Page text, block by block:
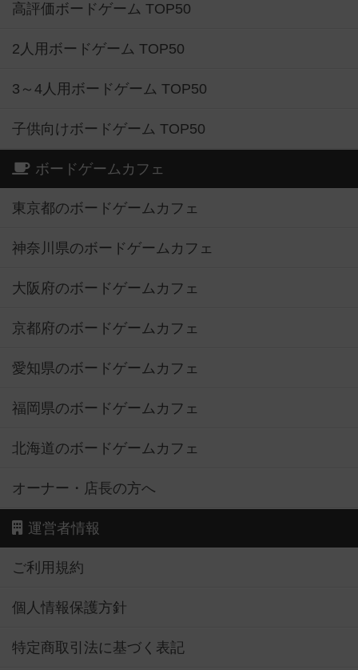
高評価ボードゲーム TOP50
2人用ボードゲーム TOP50
3～4人用ボードゲーム TOP50
子供向けボードゲーム TOP50
ボードゲームカフェ
東京都のボードゲームカフェ
神奈川県のボードゲームカフェ
大阪府のボードゲームカフェ
京都府のボードゲームカフェ
愛知県のボードゲームカフェ
福岡県のボードゲームカフェ
北海道のボードゲームカフェ
オーナー・店長の方へ
運営者情報
ご利用規約
個人情報保護方針
特定商取引法に基づく表記